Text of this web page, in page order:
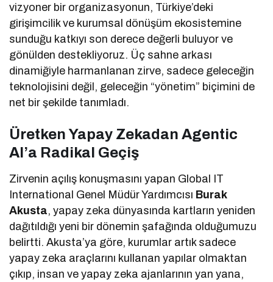
vizyoner bir organizasyonun, Türkiye’deki
girişimcilik ve kurumsal dönüşüm ekosistemine
sunduğu katkıyı son derece değerli buluyor ve
gönülden destekliyoruz. Üç sahne arkası
dinamiğiyle harmanlanan zirve, sadece geleceğin
teknolojisini değil, geleceğin “yönetim” biçimini de
net bir şekilde tanımladı.
Üretken Yapay Zekadan Agentic
AI’a Radikal Geçiş
Zirvenin açılış konuşmasını yapan Global IT
International Genel Müdür Yardımcısı Burak
Akusta, yapay zeka dünyasında kartların yeniden
dağıtıldığı yeni bir dönemin şafağında olduğumuzu
belirtti. Akusta’ya göre, kurumlar artık sadece
yapay zeka araçlarını kullanan yapılar olmaktan
çıkıp, insan ve yapay zeka ajanlarının yan yana,